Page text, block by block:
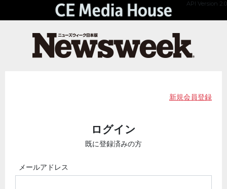
API Version 2.0
新規会員登録
ログイン
既に登録済みの方
メールアドレス